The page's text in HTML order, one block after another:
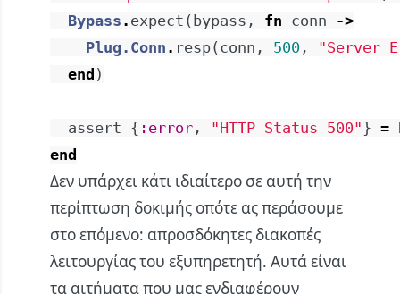
Bypass . expect ( bypass , fn conn
->
Plug.Conn . resp( conn , 500 ,
"Server
end )
assert { :error , "HTTP Status 500"} =
end
Δεν υπάρχει κάτι ιδιαίτερο σε αυτή την
περίπτωση δοκιμής οπότε ας περάσουμε
στο επόμενο: απροσδόκητες διακοπές
λειτουργίας του εξυπηρετητή. Αυτά είναι
τα αιτήματα που μας ενδιαφέρουν